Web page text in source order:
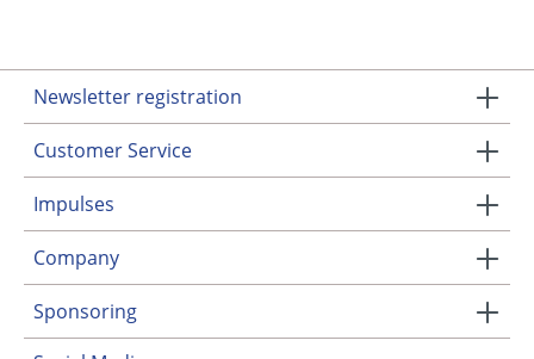
Newsletter registration
Customer Service
Impulses
Company
Sponsoring